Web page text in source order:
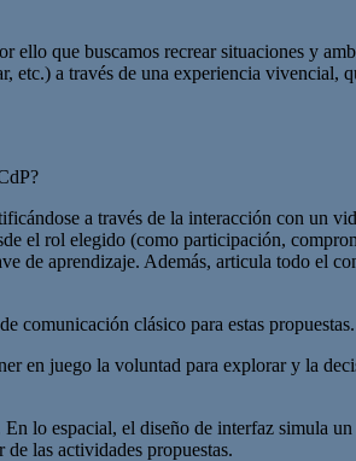
ello que buscamos recrear situaciones y
etc.) a través de una experiencia vivencial,
a través de la interacción con un
el rol elegido (como participación,
de aprendizaje. Además, articula todo el
comunicación clásico para estas propuestas.
en juego la voluntad para explorar y la
lo espacial, el diseño de interfaz simula
las actividades propuestas.